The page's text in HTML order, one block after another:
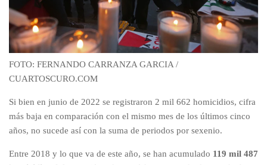
FOTO: FERNANDO CARRANZA GARCIA /
CUARTOSCURO.COM
Si bien en junio de 2022 se registraron 2 mil 662 homicidios, cifra
más baja en comparación con el mismo mes de los últimos cinco
años, no sucede así con la suma de periodos por sexenio.
Entre 2018 y lo que va de este año, se han acumulado 119 mil 487